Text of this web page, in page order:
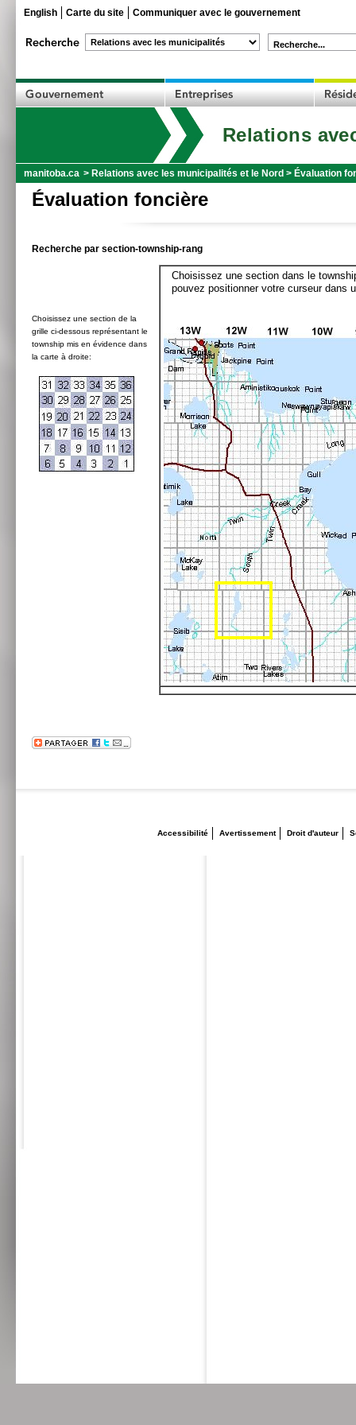
English Carte du site Communiquer avec le gouvernement
Recherche...
Relations
manitoba.ca > Relations avec les municipalités et le Nord > Évaluation
Évaluation foncière
Recherche par section-township-rang
Choisissez une section de la
grille ci-dessous représentant le
township mis en évidence dans
la carte à droite:
Choisissez une section dans le
pouvez positionner votre curseur dans
Accessibilité Avertissement Droit d'auteur